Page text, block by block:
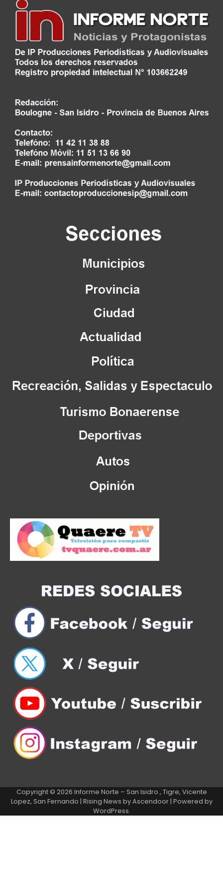
Copyright © 2026 Informe Norte – San Isidro , Tigre, Vicente
Lopez, San Fernando | Rising News byAscendoor| Powered by
WordPress.